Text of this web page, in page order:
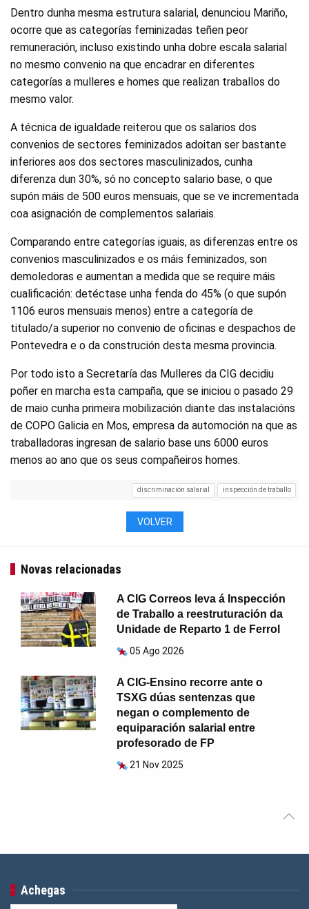
Dentro dunha mesma estrutura salarial, denunciou Mariño,
ocorre que as categorías feminizadas teñen peor
remuneración, incluso existindo unha dobre escala salarial
no mesmo convenio na que encadrar en diferentes
categorías a mulleres e homes que realizan traballos do
mesmo valor.
A técnica de igualdade reiterou que os salarios dos
convenios de sectores feminizados adoitan ser bastante
inferiores aos dos sectores masculinizados, cunha
diferenza dun 30%, só no concepto salario base, o que
supón máis de 500 euros mensuais, que se ve incrementada
coa asignación de complementos salariais.
Comparando entre categorías iguais, as diferenzas entre os
convenios masculinizados e os máis feminizados, son
demoledoras e aumentan a medida que se require máis
cualificación: detéctase unha fenda do 45% (o que supón
1106 euros mensuais menos) entre a categoría de
titulado/a superior no convenio de oficinas e despachos de
Pontevedra e o da construción desta mesma provincia.
Por todo isto a Secretaría das Mulleres da CIG decidiu
poñer en marcha esta campaña, que se iniciou o pasado 29
de maio cunha primeira mobilización diante das instalacións
de COPO Galicia en Mos, empresa da automoción na que as
traballadoras ingresan de salario base uns 6000 euros
menos ao ano que os seus compañeiros homes.
discriminación salarial inspección de traballo
VOLVER
Novas relacionadas
A CIG Correos leva á Inspección
de Traballo a reestruturación da
Unidade de Reparto 1 de Ferrol
05 Ago 2026
A CIG-Ensino recorre ante o
TSXG dúas sentenzas que
negan o complemento de
equiparación salarial entre
profesorado de FP
21 Nov 2025
Achegas